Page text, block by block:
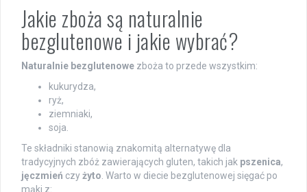
Jakie zboża są naturalnie
bezglutenowe i jakie wybrać?
Naturalnie bezglutenowe zboża to przede wszystkim:
kukurydza,
ryż,
ziemniaki,
soja.
Te składniki stanowią znakomitą alternatywę dla
tradycyjnych zbóż zawierających gluten, takich jak pszenica,
jęczmień czyżyto . Warto w diecie bezglutenowej sięgać po
mąki z: